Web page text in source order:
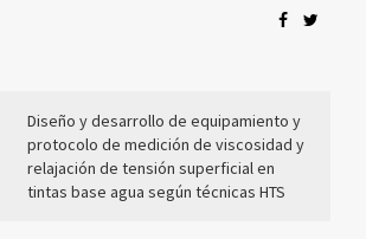
Diseño y desarrollo de equipamiento y
protocolo de medición de viscosidad y
relajación de tensión superficial en
tintas base agua según técnicas HTS